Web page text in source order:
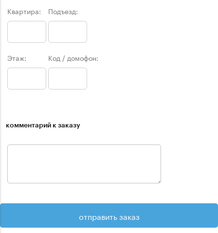
Квартира: Подъезд:
Этаж: Код / домофон:
комментарий к заказу